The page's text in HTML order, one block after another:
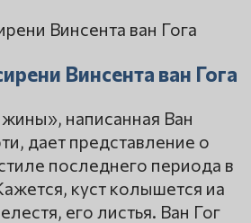
Винсента ван Гога
написанная Ван
дает представление о
последнего периода в
куст колышется иа
его листья. Ван Гог